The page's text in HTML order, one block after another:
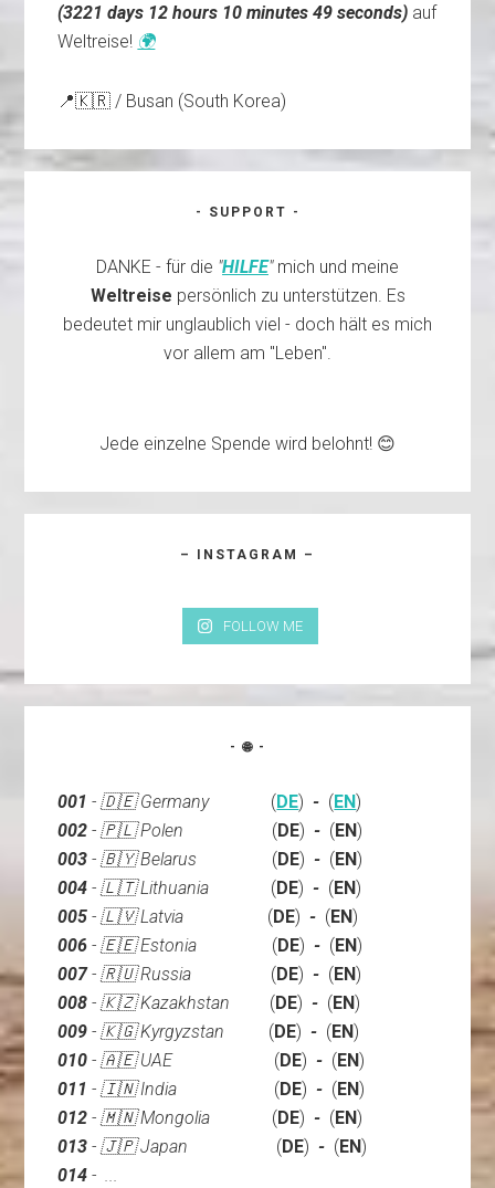
(3221 days 12 hours 10 minutes 49 seconds) auf
Weltreise! 🌍
📍🇰🇷 / Busan (South Korea)
- SUPPORT -
DANKE - für die "HILFE"mich und meine
Weltreise persönlich zu unterstützen. Es
bedeutet mir unglaublich viel - doch hält es mich
vor allem am "Leben".
Jede einzelne Spende wird belohnt! 😊
– INSTAGRAM –
FOLLOW ME
- 🌐 -
001- 🇩🇪 Germany ( DE) - ( EN )
002- 🇵🇱 Polen ( DE) - ( EN )
003- 🇧🇾 Belarus ( DE)- ( EN )
004- 🇱🇹 Lithuania ( DE)- ( EN )
005- 🇱🇻 Latvia ( DE)- ( EN )
006- 🇪🇪 Estonia ( DE)- ( EN )
007- 🇷🇺 Russia ( DE)- ( EN )
008- 🇰🇿 Kazakhstan ( DE)- ( EN )
009- 🇰🇬 Kyrgyzstan ( DE)- ( EN )
010- 🇦🇪 UAE( DE)- ( EN )
011-🇮🇳India ( DE)- ( EN )
012- 🇲🇳 Mongolia ( DE)- ( EN )
013- 🇯🇵 Japan ( DE)- ( EN )
014- ...